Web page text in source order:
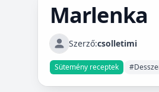
Marlenka
Szerző:csolletimi
Sütemény receptek